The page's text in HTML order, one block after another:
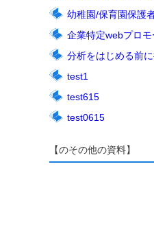
幼稚園/保育園保護
企業特定webプロモ
分析をはじめる前
test1
test615
test0615
【のその他の資料】